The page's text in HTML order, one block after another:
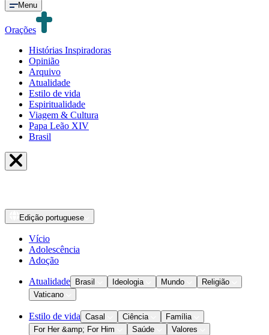
Menu
Orações
Histórias Inspiradoras
Opinião
Arquivo
Atualidade
Estilo de vida
Espiritualidade
Viagem & Cultura
Papa Leão XIV
Brasil
Edição portuguese
Vício
Adolescência
Adoção
Atualidade Brasil Ideologia Mundo
Religião
Vaticano
Estilo de vida Casal Ciência
Família
For Her &amp; For Him
Saúde
Valores